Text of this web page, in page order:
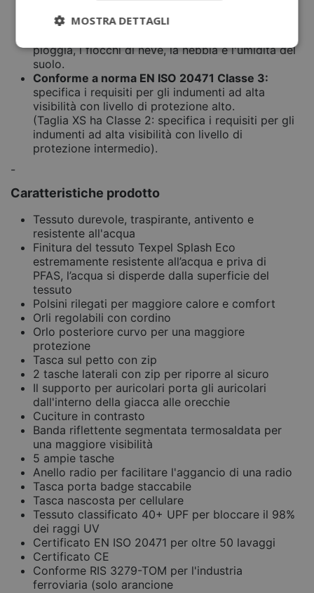
all'acqua e di traspirabilità. Stabilisce i requisisti
pioggia, i fiocchi di neve, la nebbia e l'umidità del
suolo.
Conforme a norma EN ISO 20471 Classe 3:
specifica i requisiti per gli indumenti ad alta
visibilità con livello di protezione alto.
(Taglia XS ha Classe 2: specifica i requisiti per gli
indumenti ad alta visibilità con livello di
protezione intermedio).
-
Caratteristiche prodotto
Tessuto durevole, traspirante, antivento e
resistente all'acqua
Finitura del tessuto Texpel Splash Eco
estremamente resistente all’acqua e priva di
PFAS, l’acqua si disperde dalla superficie del
tessuto
Polsini rilegati per maggiore calore e comfort
Orli regolabili con cordino
Orlo posteriore curvo per una maggiore
protezione
Tasca sul petto con zip
2 tasche laterali con zip per riporre al sicuro
Il supporto per auricolari porta gli auricolari
dall'interno della giacca alle orecchie
Cuciture in contrasto
Banda riflettente segmentata termosaldata per
una maggiore visibilità
5 ampie tasche
Anello radio per facilitare l'aggancio di una radio
Tasca porta badge staccabile
Tasca nascosta per cellulare
Tessuto classificato 40+ UPF per bloccare il 98%
dei raggi UV
Certificato EN ISO 20471 per oltre 50 lavaggi
Certificato CE
Conforme RIS 3279-TOM per l'industria
ferroviaria (solo arancione
MOSTRA DETTAGLI